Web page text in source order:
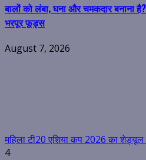
बालों को लंबा, घना और चमकदार बनाना
भरपूर फूड्स
August 7, 2026
महिला टी20 एशिया कप 2026 का शेड्यूल
4